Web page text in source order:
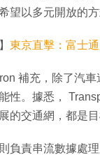
望以多元開放的
東京直擊：富士
補充，除了汽
性。據悉，
的交通網，都是目
負責串流數據處